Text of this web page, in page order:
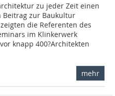
zu jeder Zeit einen
Beitrag zur Baukultur
die Referenten des
im Klinkerwerk
knapp 400?Architekten
mehr